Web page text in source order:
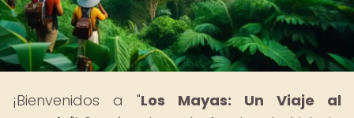
¡Bienvenidos a "Los Mayas: Un Viaje al